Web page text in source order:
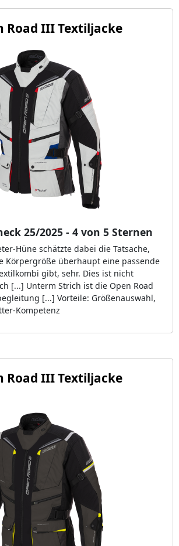
Road III Textiljacke
25/2025 - 4 von 5 Sternen
Hüne schätzte dabei die Tatsache,
Körpergröße überhaupt eine passende
gibt, sehr. Dies ist nicht
[...] Unterm Strich ist die Open Road
[...] Vorteile: Größenauswahl,
Kompetenz
Road III Textiljacke